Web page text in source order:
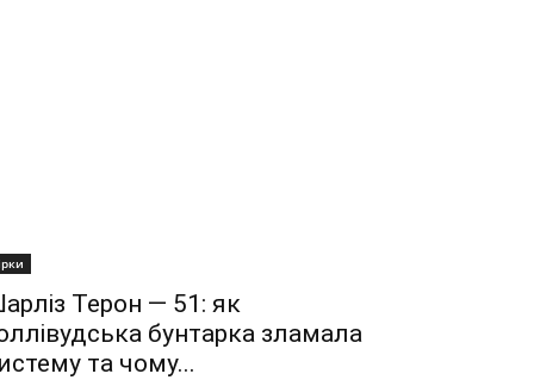
Терон — 51: як
бунтарка зламала
та чому...